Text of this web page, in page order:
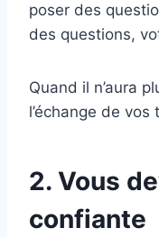
poser des
des questions,
Quand il n’aura
l’échange de
2. Vous
confiante